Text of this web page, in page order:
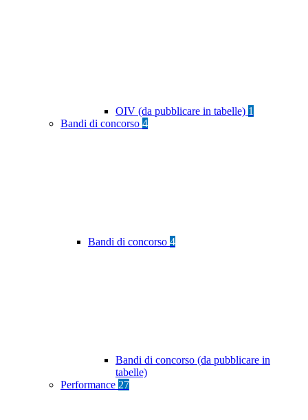
OIV (da pubblicare in tabelle) 1
Bandi di concorso 4
Bandi di concorso 4
Bandi di concorso (da pubblicare in
tabelle)
Performance 27